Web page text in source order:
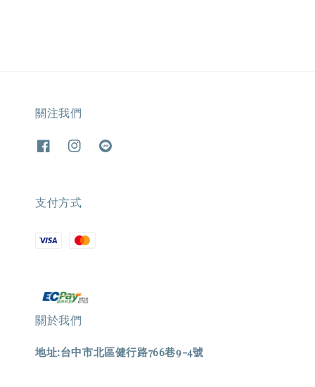
關注我們
支付方式
關於我們
地址:台中市北區健行路766巷9-4號